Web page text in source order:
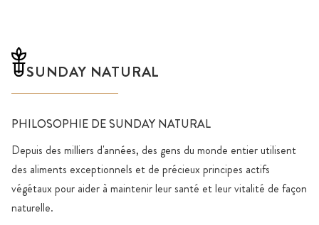
SUNDAY NATURAL
PHILOSOPHIE DE SUNDAY NATURAL
Depuis des milliers d'années, des gens du monde entier utilisent
des aliments exceptionnels et de précieux principes actifs
végétaux pour aider à maintenir leur santé et leur vitalité de façon
naturelle.